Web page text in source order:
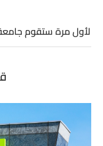
لأول مرة ستقوم